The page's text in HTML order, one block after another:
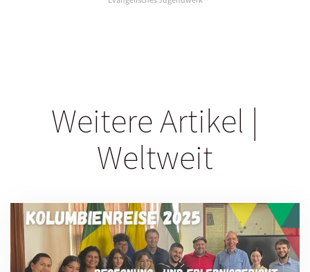
Weitere Artikel |
Weltweit